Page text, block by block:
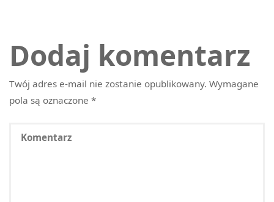
Dodaj komentarz
Twój adres e-mail nie zostanie opublikowany. Wymagane
pola są oznaczone*